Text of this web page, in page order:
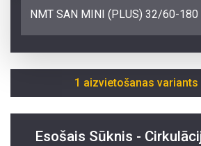
NMT SAN MINI (PLUS) 32/60-180
1 aizvietošanas
Esošais Sūknis -